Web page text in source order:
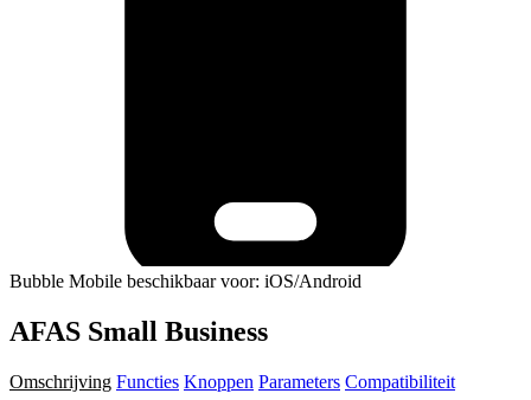
Bubble Mobile beschikbaar voor: iOS/Android
AFAS Small Business
Omschrijving Functies Knoppen Parameters Compatibiliteit